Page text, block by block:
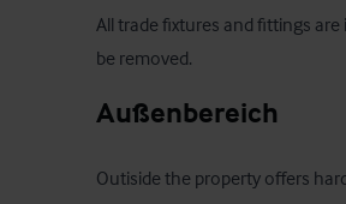
All trade fixtures and fittings
be removed.
Außenbereich
Outiside the property offers